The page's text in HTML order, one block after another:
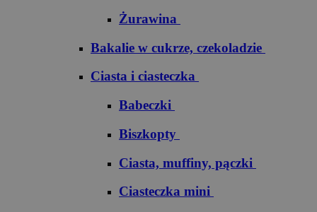
Żurawina
Bakalie w cukrze, czekoladzie
Ciasta i ciasteczka
Babeczki
Biszkopty
Ciasta, muffiny, pączki
Ciasteczka mini